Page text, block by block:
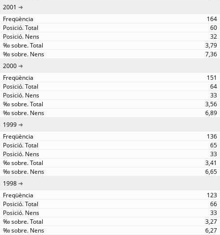
2001
164
60
32
3,79
7,36
2000
151
64
33
3,56
6,89
1999
136
65
33
3,41
6,65
1998
123
66
33
3,27
6,27